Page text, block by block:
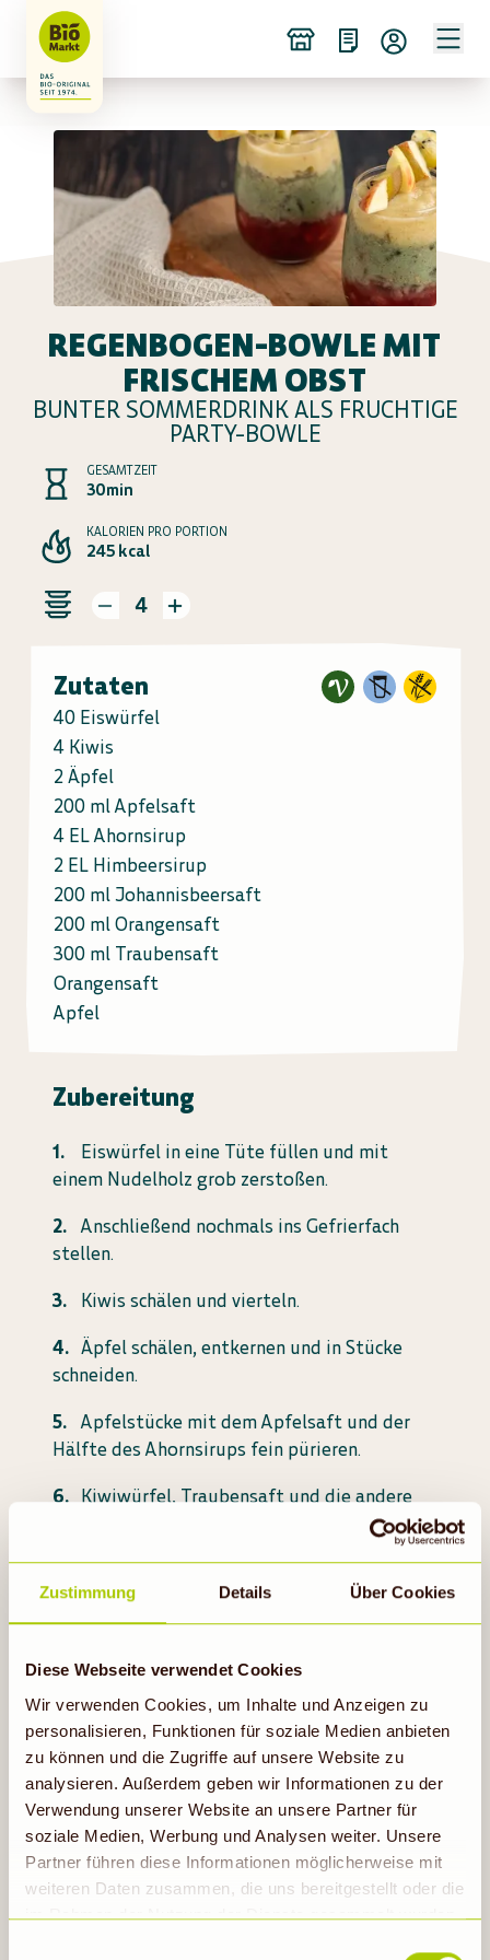
Zustimmung Details Über Cookies
Diese Webseite verwendet Cookies
Wir verwenden Cookies, um Inhalte und Anzeigen zu
personalisieren, Funktionen für soziale Medien anbieten
zu können und die Zugriffe auf unsere Website zu
analysieren. Außerdem geben wir Informationen zu der
Verwendung unserer Website an unsere Partner für
soziale Medien, Werbung und Analysen weiter. Unsere
Partner führen diese Informationen möglicherweise mit
weiteren Daten zusammen, die uns bereitgestellt oder die
im Rahmen der Nutzung der Dienste gesammelt wurden.
REGENBOGEN-BOWLE MIT
FRISCHEM OBST
BUNTER SOMMERDRINK ALS FRUCHTIGE
PARTY-BOWLE
GESAMTZEIT
30min
KALORIEN PRO PORTION
245 kcal
4
Zutaten
40 Eiswürfel
4 Kiwis
2 Äpfel
200 ml Apfelsaft
4 EL Ahornsirup
2 EL Himbeersirup
200 ml Johannisbeersaft
200 ml Orangensaft
300 ml Traubensaft
Orangensaft
Apfel
Zubereitung
Eiswürfel in eine Tüte füllen und mit
einem Nudelholz grob zerstoßen.
Anschließend nochmals ins Gefrierfach
stellen.
Kiwis schälen und vierteln.
Äpfel schälen, entkernen und in Stücke
schneiden.
Apfelstücke mit dem Apfelsaft und der
Hälfte des Ahornsirups fein pürieren.
Kiwiwürfel, Traubensaft und die andere
Hälfte des Ahornsirups in einem zweiten
Himbeersirup in ein großes Bowlegefäß
(oder alternativ in 4 Gläser) füllen.
Etwas zerstoßenes Eis hinzufügen.
Kiwisaft, Johannisbeersaft, pürierten
Apfelsaft und Orangensaft abwechselnd mit
zerstoßenem Eis einfüllen.